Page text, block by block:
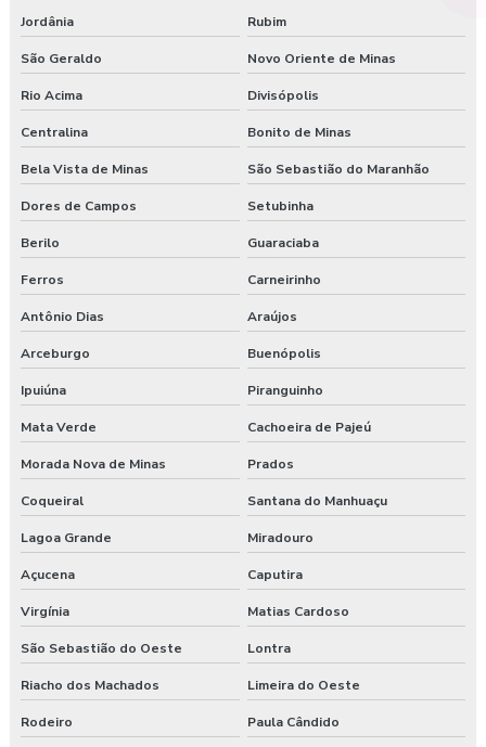
Jordânia Rubim
São Geraldo Novo Oriente de Minas
Rio Acima Divisópolis
Centralina Bonito de Minas
Bela Vista de Minas São Sebastião do Maranhão
Dores de Campos Setubinha
Berilo Guaraciaba
Ferros Carneirinho
Antônio Dias Araújos
Arceburgo Buenópolis
Ipuiúna Piranguinho
Mata Verde Cachoeira de Pajeú
Morada Nova de Minas Prados
Coqueiral Santana do Manhuaçu
Lagoa Grande Miradouro
Açucena Caputira
Virgínia Matias Cardoso
São Sebastião do Oeste Lontra
Riacho dos Machados Limeira do Oeste
Rodeiro Paula Cândido